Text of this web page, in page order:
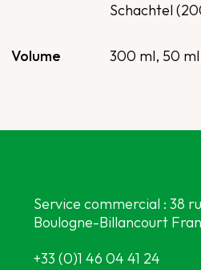
Schachtel
Volume 300 ml, 50 ml
Service commercial : 38
Boulogne-Billancourt
+33 (0)1 46 04 41 24